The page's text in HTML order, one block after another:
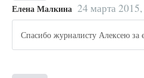
Елена Малкина 24 марта
Спасибо журналисту Алексею за